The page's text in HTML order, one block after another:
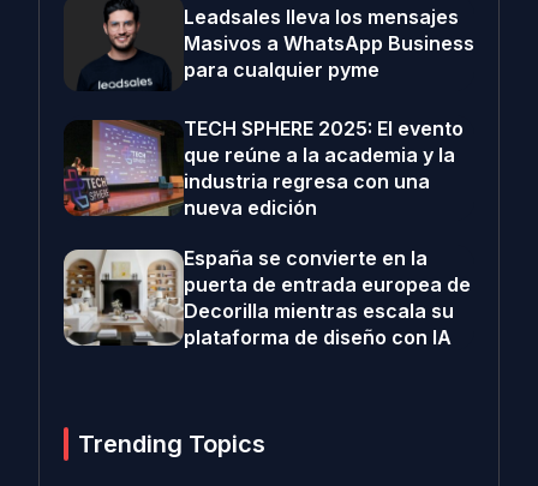
Leadsales lleva los mensajes
Masivos a WhatsApp Business
para cualquier pyme
TECH SPHERE 2025: El evento
que reúne a la academia y la
industria regresa con una
nueva edición
España se convierte en la
puerta de entrada europea de
Decorilla mientras escala su
plataforma de diseño con IA
Trending Topics